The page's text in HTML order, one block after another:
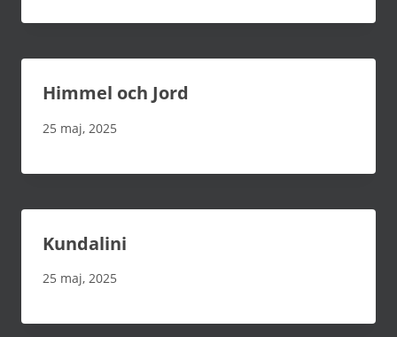
Himmel och Jord
25 maj, 2025
Kundalini
25 maj, 2025